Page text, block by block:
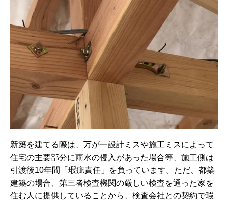
新築を建てる際は、万が一設計ミスや施工ミスによって
住宅の主要部分に雨水の侵入があった場合等、施工側は
引渡後10年間「瑕疵責任」を負っています。 ただ、都築
建築の場合、第三者検査機関の厳しい検査を通った家を
住む人に提供していることから、検査会社との契約で瑕